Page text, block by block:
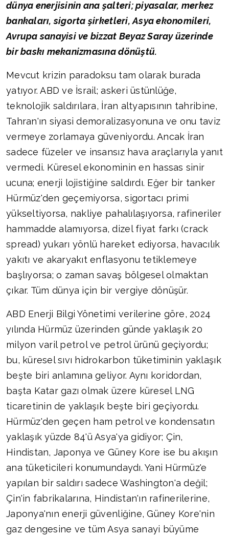
dünya enerjisinin ana şalteri; piyasalar, merkez
bankaları, sigorta şirketleri, Asya ekonomileri,
Avrupa sanayisi ve bizzat Beyaz Saray üzerinde
bir baskı mekanizmasına dönüştü.
Mevcut krizin paradoksu tam olarak burada
yatıyor. ABD ve İsrail; askeri üstünlüğe,
teknolojik saldırılara, İran altyapısının tahribine,
Tahran'ın siyasi demoralizasyonuna ve onu taviz
vermeye zorlamaya güveniyordu. Ancak İran
sadece füzeler ve insansız hava araçlarıyla yanıt
vermedi. Küresel ekonominin en hassas sinir
ucuna; enerji lojistiğine saldırdı. Eğer bir tanker
Hürmüz'den geçemiyorsa, sigortacı primi
yükseltiyorsa, nakliye pahalılaşıyorsa, rafineriler
hammadde alamıyorsa, dizel fiyat farkı (crack
spread) yukarı yönlü hareket ediyorsa, havacılık
yakıtı ve akaryakıt enflasyonu tetiklemeye
başlıyorsa; o zaman savaş bölgesel olmaktan
çıkar. Tüm dünya için bir vergiye dönüşür.
ABD Enerji Bilgi Yönetimi verilerine göre, 2024
yılında Hürmüz üzerinden günde yaklaşık 20
milyon varil petrol ve petrol ürünü geçiyordu;
bu, küresel sıvı hidrokarbon tüketiminin yaklaşık
beşte biri anlamına geliyor. Aynı koridordan,
başta Katar gazı olmak üzere küresel LNG
ticaretinin de yaklaşık beşte biri geçiyordu.
Hürmüz'den geçen ham petrol ve kondensatın
yaklaşık yüzde 84'ü Asya'ya gidiyor; Çin,
Hindistan, Japonya ve Güney Kore ise bu akışın
ana tüketicileri konumundaydı. Yani Hürmüz'e
yapılan bir saldırı sadece Washington'a değil;
Çin'in fabrikalarına, Hindistan'ın rafinerilerine,
Japonya'nın enerji güvenliğine, Güney Kore'nin
gaz dengesine ve tüm Asya sanayi büyüme